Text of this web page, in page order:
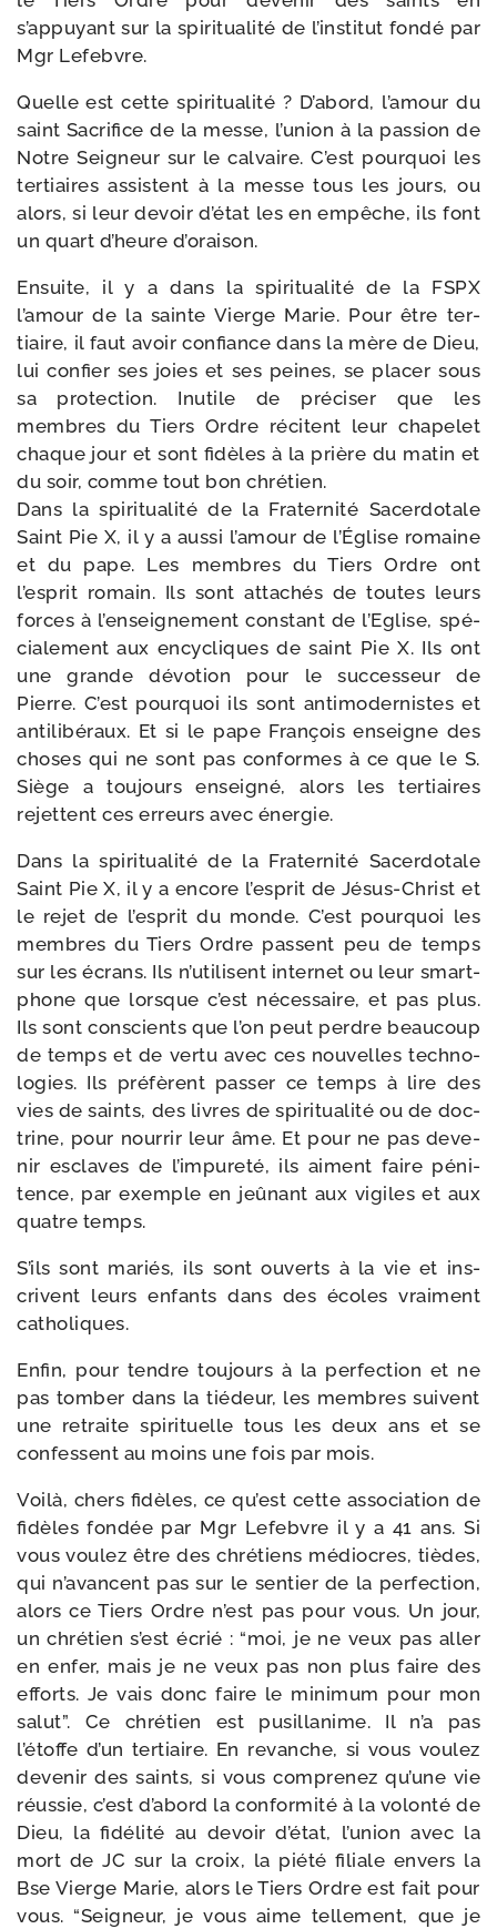
s’appuyant sur la spi­ri­tua­li­té de l’institut fon­dé par
Mgr Lefebvre.
Quelle est cette spi­ri­tua­li­té ? D’abord, l’amour du
saint Sacrifice de la messe, l’union à la pas­sion de
Notre Seigneur sur le cal­vaire. C’est pour­quoi les
ter­tiaires assistent à la messe tous les jours, ou
alors, si leur devoir d’état les en empêche, ils font
un quart d’heure d’oraison.
Ensuite, il y a dans la spi­ri­tua­li­té de la FSPX
l’amour de la sainte Vierge Marie. Pour être ter­
tiaire, il faut avoir confiance dans la mère de Dieu,
lui confier ses joies et ses peines, se pla­cer sous
sa pro­tec­tion. Inutile de pré­ci­ser que les
membres du Tiers Ordre récitent leur cha­pe­let
chaque jour et sont fidèles à la prière du matin et
du soir, comme tout bon chré­tien.
Dans la spi­ri­tua­li­té de la Fraternité Sacerdotale
Saint Pie X, il y a aus­si l’amour de l’Église romaine
et du pape. Les membres du Tiers Ordre ont
l’esprit romain. Ils sont atta­chés de toutes leurs
forces à l’enseignement constant de l’Eglise, spé­
cia­le­ment aux ency­cliques de saint Pie X. Ils ont
une grande dévo­tion pour le suc­ces­seur de
Pierre. C’est pour­quoi ils sont anti­mo­der­nistes et
anti­li­bé­raux. Et si le pape François enseigne des
choses qui ne sont pas conformes à ce que le S.
Siège a tou­jours ensei­gné, alors les ter­tiaires
rejettent ces erreurs avec énergie.
Dans la spi­ri­tua­li­té de la Fraternité Sacerdotale
Saint Pie X, il y a encore l’esprit de Jésus-​Christ et
le rejet de l’esprit du monde. C’est pour­quoi les
membres du Tiers Ordre passent peu de temps
sur les écrans. Ils n’utilisent inter­net ou leur smart­
phone que lorsque c’est néces­saire, et pas plus.
Ils sont conscients que l’on peut perdre beau­coup
de temps et de ver­tu avec ces nou­velles tech­no­
lo­gies. Ils pré­fèrent pas­ser ce temps à lire des
vies de saints, des livres de spi­ri­tua­li­té ou de doc­
trine, pour nour­rir leur âme. Et pour ne pas deve­
nir esclaves de l’impureté, ils aiment faire péni­
tence, par exemple en jeû­nant aux vigiles et aux
quatre temps.
S’ils sont mariés, ils sont ouverts à la vie et ins­
crivent leurs enfants dans des écoles vrai­ment
catholiques.
Enfin, pour tendre tou­jours à la per­fec­tion et ne
pas tom­ber dans la tié­deur, les membres suivent
une retraite spi­ri­tuelle tous les deux ans et se
confessent au moins une fois par mois.
Voilà, chers fidèles, ce qu’est cette asso­cia­tion de
fidèles fon­dée par Mgr Lefebvre il y a 41 ans. Si
vous vou­lez être des chré­tiens médiocres, tièdes,
qui n’avancent pas sur le sen­tier de la per­fec­tion,
alors ce Tiers Ordre n’est pas pour vous. Un jour,
un chré­tien s’est écrié : “moi, je ne veux pas aller
en enfer, mais je ne veux pas non plus faire des
efforts. Je vais donc faire le mini­mum pour mon
salut”. Ce chré­tien est pusil­la­nime. Il n’a pas
l’étoffe d’un ter­tiaire. En revanche, si vous vou­lez
deve­nir des saints, si vous com­pre­nez qu’une vie
réus­sie, c’est d’abord la confor­mi­té à la volon­té de
Dieu, la fidé­li­té au devoir d’état, l’union avec la
mort de JC sur la croix, la pié­té filiale envers la
Bse Vierge Marie, alors le Tiers Ordre est fait pour
vous. “Seigneur, je vous aime tel­le­ment, que je